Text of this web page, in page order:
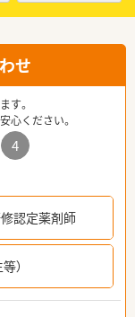
せ
す。
心ください。
4
認定薬剤師
）